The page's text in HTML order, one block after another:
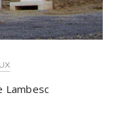
Lambesc